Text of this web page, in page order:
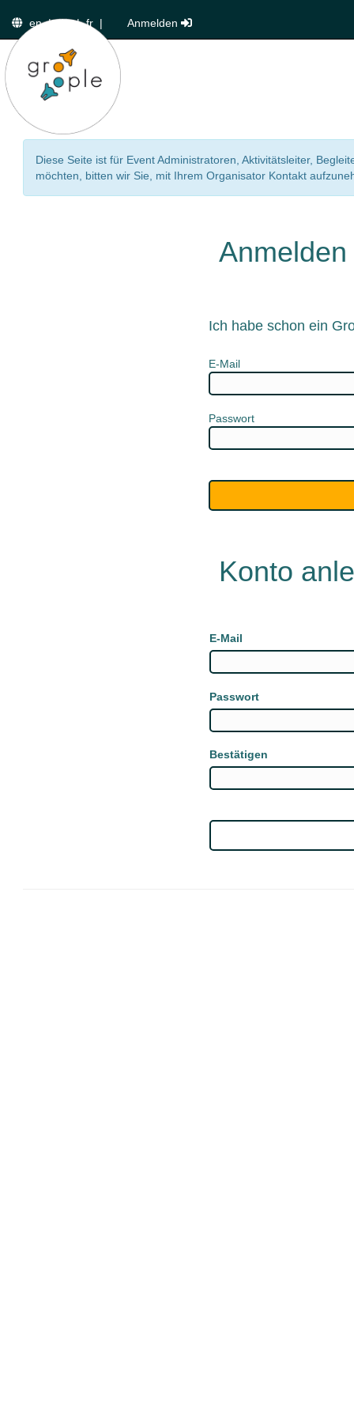
en|de|fr | Anmelden
Diese Seite ist für Event Administratoren, Aktivitätsleiter,
möchten, bitten wir Sie, mit Ihrem Organisator Kontakt
Anmelden
Ich habe schon ein
E-Mail
Passwort
Konto
E-Mail
Passwort
Bestätigen